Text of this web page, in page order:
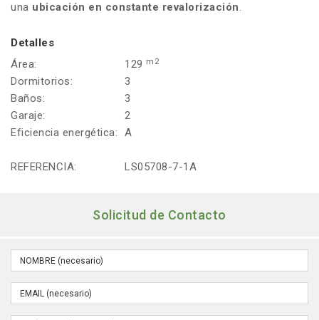
una ubicación en constante revalorización.
Detalles
Área:
129 m2
Dormitorios:
3
Baños:
3
Garaje:
2
Eficiencia energética:
A
REFERENCIA: LS05708-7-1A
Solicitud de Contacto